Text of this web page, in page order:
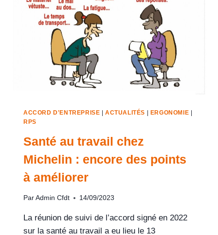
ACCORD D'ENTREPRISE |ACTUALITÉS | ERGONOMIE |
RPS
Santé au travail chez
Michelin : encore des points
à améliorer
Par Admin Cfdt 14/09/2023
La réunion de suivi de l’accord signé en 2022
sur la santé au travail a eu lieu le 13